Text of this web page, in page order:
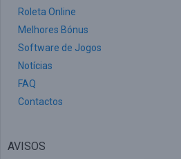
Roleta Online
Melhores Bónus
Software de Jogos
Notícias
FAQ
Contactos
AVISOS